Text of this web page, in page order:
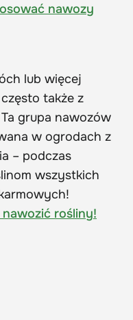
nawozy
lub więcej
także z
grupa nawozów
w ogrodach z
– podczas
wszystkich
rośliny!